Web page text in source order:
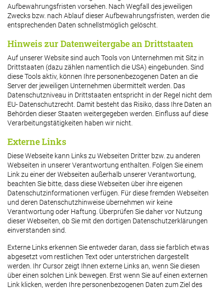
Aufbewahrungsfristen vorsehen. Nach Wegfall des jeweiligen
Zwecks bzw. nach Ablauf dieser Aufbewahrungsfristen, werden die
entsprechenden Daten schnellstmöglich gelöscht.
Hinweis zur Datenweitergabe an Drittstaaten
Auf unserer Website sind auch Tools von Unternehmen mit Sitz in
Drittstaaten (dazu zählen namentlich die USA) eingebunden. Sind
diese Tools aktiv, können Ihre personenbezogenen Daten an die
Server der jeweiligen Unternehmen übermittelt werden. Das
Datenschutzniveau in Drittstaaten entspricht in der Regel nicht dem
EU- Datenschutzrecht. Damit besteht das Risiko, dass Ihre Daten an
Behörden dieser Staaten weitergegeben werden. Einfluss auf diese
Verarbeitungstätigkeiten haben wir nicht.
Externe Links
Diese Webseite kann Links zu Webseiten Dritter bzw. zu anderen
Webseiten in unserer Verantwortung enthalten. Folgen Sie einem
Link zu einer der Webseiten außerhalb unserer Verantwortung,
beachten Sie bitte, dass diese Webseiten über ihre eigenen
Datenschutzinformationen verfügen. Für diese fremden Webseiten
und deren Datenschutzhinweise übernehmen wir keine
Verantwortung oder Haftung. Überprüfen Sie daher vor Nutzung
dieser Webseiten, ob Sie mit den dortigen Datenschutzerklärungen
einverstanden sind.
Externe Links erkennen Sie entweder daran, dass sie farblich etwas
abgesetzt vom restlichen Text oder unterstrichen dargestellt
werden. Ihr Cursor zeigt Ihnen externe Links an, wenn Sie diesen
über einen solchen Link bewegen. Erst wenn Sie auf einen externen
Link klicken, werden Ihre personenbezogenen Daten zum Ziel des